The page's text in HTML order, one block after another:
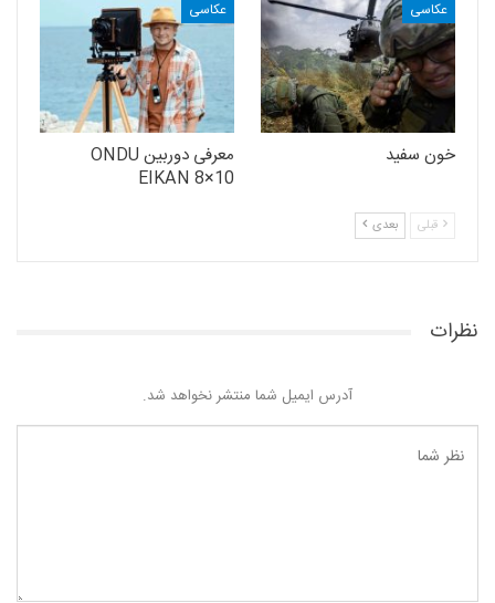
عکاسی
خون سفید
عکاسی
معرفی دوربین ONDU
EIKAN 8×10
قبلی بعدی
نظرات
آدرس ایمیل شما منتشر نخواهد شد.